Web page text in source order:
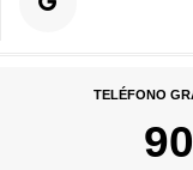
TELÉFONO